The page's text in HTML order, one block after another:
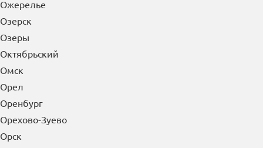
Ногинск
Норильск
Ноябрьск
Нягань
О
Обнинск
Одинцово
Ожерелье
Озерск